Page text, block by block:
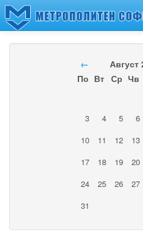
← Август
По Вт Ср Чв
3
4 5 6
10
11 12 13
17
18 19 20
24
25 26 27
31